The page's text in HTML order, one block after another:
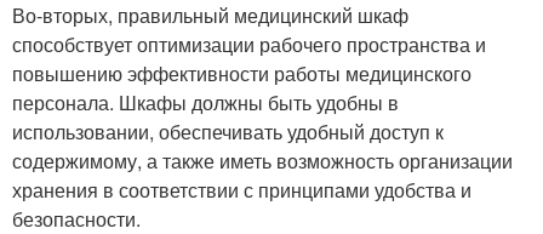
Во-вторых, правильный медицинский шкаф
способствует оптимизации рабочего пространства и
повышению эффективности работы медицинского
персонала. Шкафы должны быть удобны в
использовании, обеспечивать удобный доступ к
содержимому, а также иметь возможность организации
хранения в соответствии с принципами удобства и
безопасности.